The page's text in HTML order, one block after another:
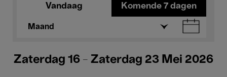
Vandaag Komende 7 dagen
Maand
Zaterdag 16 - Zaterdag 23 Mei 2026